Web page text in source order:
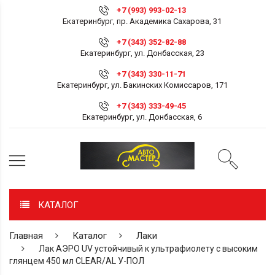
+7 (993) 993-02-13
Екатеринбург, пр. Академика Сахарова, 31
+7 (343) 352-82-88
Екатеринбург, ул. Донбасская, 23
+7 (343) 330-11-71
Екатеринбург, ул. Бакинских Комиссаров, 171
+7 (343) 333-49-45
Екатеринбург, ул. Донбасская, 6
КАТАЛОГ
Главная Каталог Лаки
Лак АЭРО UV устойчивый к ультрафиолету с высоким
глянцем 450 мл CLEAR/AL У-ПОЛ